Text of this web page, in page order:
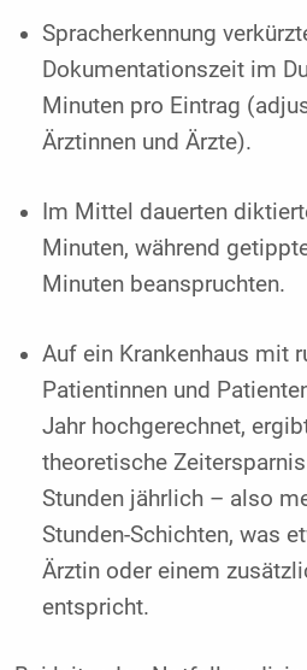
Spracherkennung
Dokumentationszeit im
Minuten pro Eintrag
Ärztinnen und Ärzte).
Im Mittel dauerten
Minuten, während
Minuten beanspruchten.
Auf ein Krankenhaus mit
Patientinnen und
Jahr hochgerechnet,
theoretische
Stunden jährlich – also
Stunden-Schichten, was
Ärztin oder einem
entspricht.